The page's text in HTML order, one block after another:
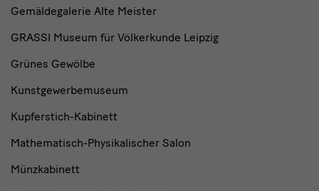
Gemäldegalerie Alte Meister
GRASSI Museum für Völkerkunde Leipzig
Grünes Gewölbe
Kunstgewerbemuseum
Kupferstich-Kabinett
Mathematisch-Physikalischer Salon
Münzkabinett